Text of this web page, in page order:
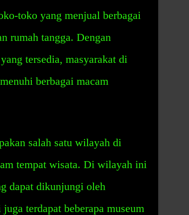
toko yang menjual berbagai
rumah tangga. Dengan
tersedia, masyarakat di
berbagai macam
salah satu wilayah di
tempat wisata. Di wilayah ini
dapat dikunjungi oleh
terdapat beberapa museum